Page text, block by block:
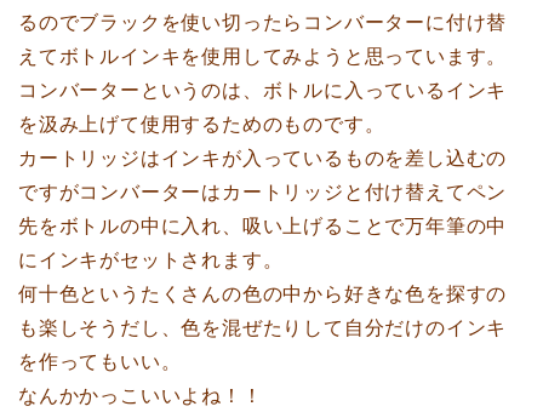
るのでブラックを使い切ったらコンバーターに付け替
えてボトルインキを使用してみようと思っています。
コンバーターというのは、ボトルに入っているインキ
を汲み上げて使用するためのものです。
カートリッジはインキが入っているものを差し込むの
ですがコンバーターはカートリッジと付け替えてペン
先をボトルの中に入れ、吸い上げることで万年筆の中
にインキがセットされます。
何十色というたくさんの色の中から好きな色を探すの
も楽しそうだし、色を混ぜたりして自分だけのインキ
を作ってもいい。
なんかかっこいいよね！！